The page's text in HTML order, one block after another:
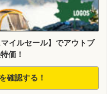
イルセール】でアウトブ
価！
確認する！